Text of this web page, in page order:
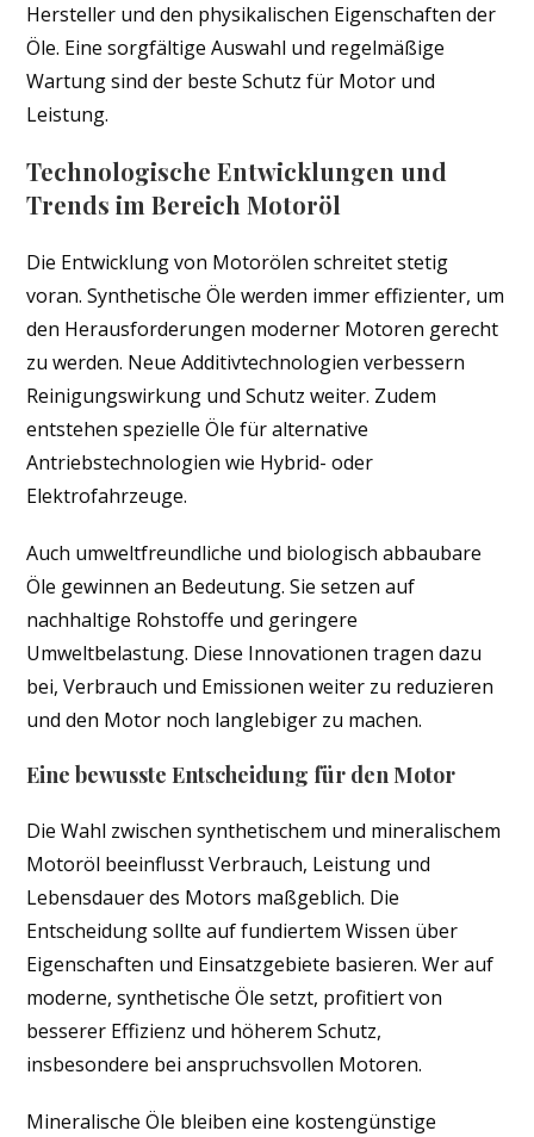
Hersteller und den physikalischen Eigenschaften der
Öle. Eine sorgfältige Auswahl und regelmäßige
Wartung sind der beste Schutz für Motor und
Leistung.
Technologische Entwicklungen und
Trends im Bereich Motoröl
Die Entwicklung von Motorölen schreitet stetig
voran. Synthetische Öle werden immer effizienter, um
den Herausforderungen moderner Motoren gerecht
zu werden. Neue Additivtechnologien verbessern
Reinigungswirkung und Schutz weiter. Zudem
entstehen spezielle Öle für alternative
Antriebstechnologien wie Hybrid- oder
Elektrofahrzeuge.
Auch umweltfreundliche und biologisch abbaubare
Öle gewinnen an Bedeutung. Sie setzen auf
nachhaltige Rohstoffe und geringere
Umweltbelastung. Diese Innovationen tragen dazu
bei, Verbrauch und Emissionen weiter zu reduzieren
und den Motor noch langlebiger zu machen.
Eine bewusste Entscheidung für den Motor
Die Wahl zwischen synthetischem und mineralischem
Motoröl beeinflusst Verbrauch, Leistung und
Lebensdauer des Motors maßgeblich. Die
Entscheidung sollte auf fundiertem Wissen über
Eigenschaften und Einsatzgebiete basieren. Wer auf
moderne, synthetische Öle setzt, profitiert von
besserer Effizienz und höherem Schutz,
insbesondere bei anspruchsvollen Motoren.
Mineralische Öle bleiben eine kostengünstige